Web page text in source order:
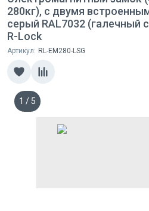
280кг), с двумя
серый RAL7032 (галечный
R-Lock
Артикул: RL-EM280-LSG
1 / 5